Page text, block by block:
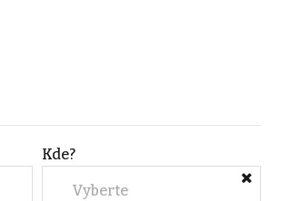
Kde?
Vyberte